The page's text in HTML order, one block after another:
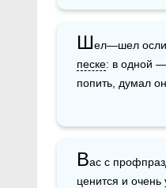
Шел—шел
песке: в одной —
попить, думал
Вас с
ценится и